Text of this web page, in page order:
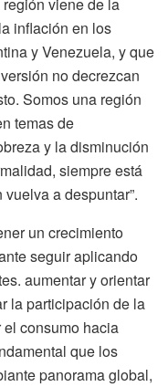
viene de la
inflación en los
y Venezuela, y que
no decrezcan
Somos una región
temas de
y la disminución
siempre está
a despuntar”.
un crecimiento
seguir aplicando
aumentar y orientar
la participación de la
consumo hacia
que los
panorama global,